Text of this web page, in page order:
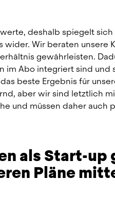
deshalb spiegelt
wider. Wir beraten unsere
gewährleisten.
im Abo integriert sind und
beste Ergebnis für
aber wir sind letztlich
und müssen daher auch
als Start-up
Pläne